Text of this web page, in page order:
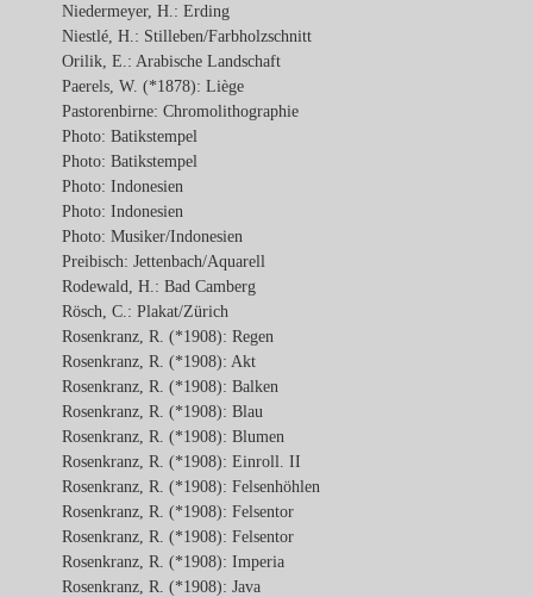
Niedermeyer, H.: Erding
Niestlé, H.: Stilleben/Farbholzschnitt
Orilik, E.: Arabische Landschaft
Paerels, W. (*1878): Liège
Pastorenbirne: Chromolithographie
Photo: Batikstempel
Photo: Batikstempel
Photo: Indonesien
Photo: Indonesien
Photo: Musiker/Indonesien
Preibisch: Jettenbach/Aquarell
Rodewald, H.: Bad Camberg
Rösch, C.: Plakat/Zürich
Rosenkranz, R. (*1908): Regen
Rosenkranz, R. (*1908): Akt
Rosenkranz, R. (*1908): Balken
Rosenkranz, R. (*1908): Blau
Rosenkranz, R. (*1908): Blumen
Rosenkranz, R. (*1908): Einroll. II
Rosenkranz, R. (*1908): Felsenhöhlen
Rosenkranz, R. (*1908): Felsentor
Rosenkranz, R. (*1908): Felsentor
Rosenkranz, R. (*1908): Imperia
Rosenkranz, R. (*1908): Java